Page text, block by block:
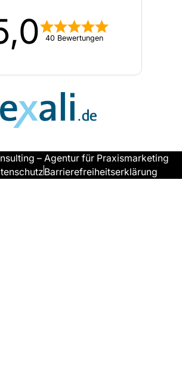
40 Bewertungen
– Agentur für Praxismarketing
Barrierefreiheitserklärung